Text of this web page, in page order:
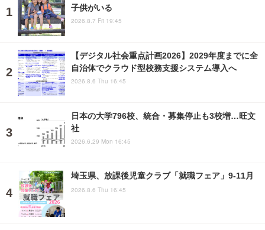
子供がいる
2026.8.7 Fri 19:45
【デジタル社会重点計画2026】2029年度までに全
自治体でクラウド型校務支援システム導入へ
2026.8.6 Thu 16:45
日本の大学796校、統合・募集停止も3校増…旺文
社
2026.6.29 Mon 16:45
埼玉県、放課後児童クラブ「就職フェア」9-11月
2026.8.6 Thu 16:45